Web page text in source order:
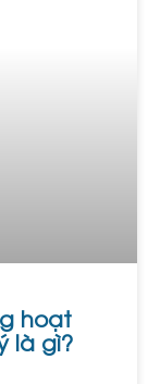
hoạt
là gì?